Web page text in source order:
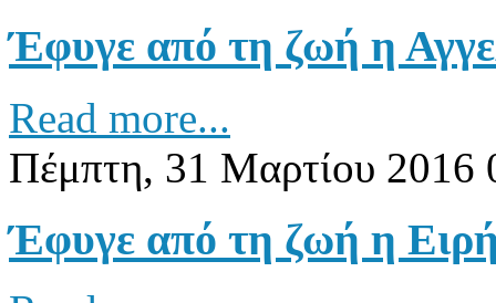
Έφυγε από τη ζωή η
Read more...
Πέμπτη, 31 Μαρτίου 2016
Έφυγε από τη ζωή η